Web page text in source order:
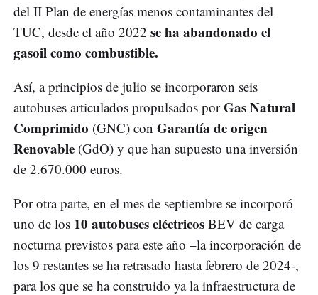
del II Plan de energías menos contaminantes del
TUC, desde el año 2022 se ha abandonado el
gasoil como combustible.
Así, a principios de julio se incorporaron seis
autobuses articulados propulsados porGas Natural
Comprimido (GNC) con Garantía de origen
Renovable (GdO) y que han supuesto una inversión
de 2.670.000 euros.
Por otra parte, en el mes de septiembre se incorporó
uno de los 10 autobuses eléctricos BEV de carga
nocturna previstos para este año –la incorporación de
los 9 restantes se ha retrasado hasta febrero de 2024-,
para los que se ha construido ya la infraestructura de